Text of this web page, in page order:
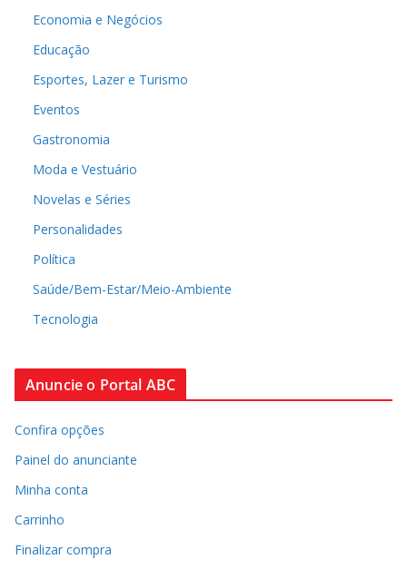
Economia e Negócios
Educação
Esportes, Lazer e Turismo
Eventos
Gastronomia
Moda e Vestuário
Novelas e Séries
Personalidades
Política
Saúde/Bem-Estar/Meio-Ambiente
Tecnologia
Anuncie o Portal ABC
Confira opções
Painel do anunciante
Minha conta
Carrinho
Finalizar compra